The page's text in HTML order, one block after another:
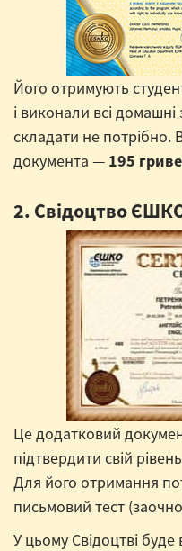
Його отримують
і виконали всі
складати не потрібно.
документа — 195
2. Свідоцтво
Це додатковий
підтвердити свій
Для його отримання
письмовий тест
У цьому Свідоцтві